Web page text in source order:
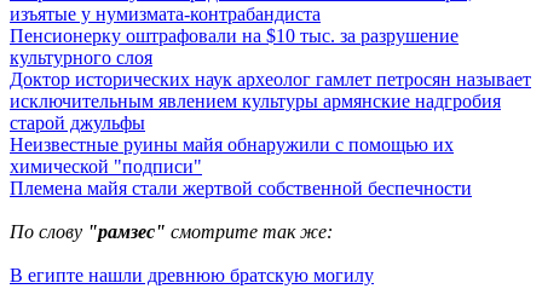
изъятые у нумизмата-контрабандиста
Пенсионерку оштрафовали на $10 тыс. за разрушение
культурного слоя
Доктор исторических наук археолог гамлет петросян называет
исключительным явлением культуры армянские надгробия
старой джульфы
Неизвестные руины майя обнаружили с помощью их
химической "подписи"
Племена майя стали жертвой собственной беспечности
По слову "рамзес" смотрите так же:
В египте нашли древнюю братскую могилу